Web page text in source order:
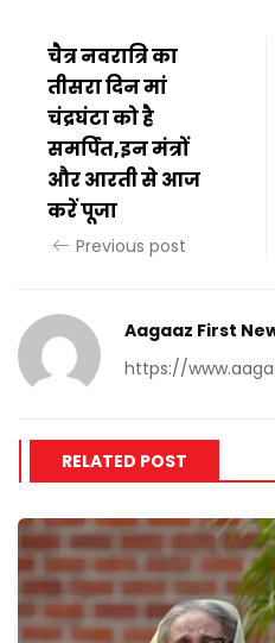
चैत्र नवरात्रि का
तीसरा दिन मां
चंद्रघंटा को है
समर्पित,इन मंत्रों
और आरती से आज
करें पूजा
Previous post
Aagaaz First
https://
RELATED POST